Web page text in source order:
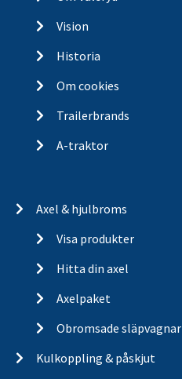
Vision
Historia
Om cookies
Trailerbrands
A-traktor
Axel & hjulbroms
Visa produkter
Hitta din axel
Axelpaket
Obromsade släpvagnar
Kulkoppling & påskjut